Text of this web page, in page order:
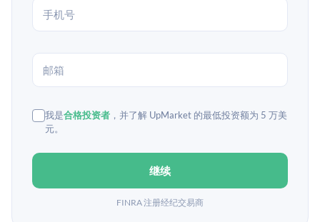
我是合格投资者 ，并了解 UpMarket 的最低投资额为 5 万美
元。
继续
FINRA 注册经纪交易商